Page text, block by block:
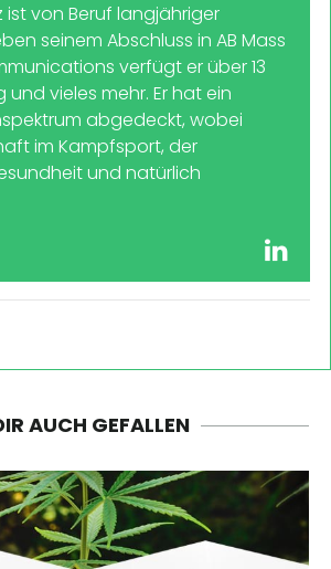
ist von Beruf langjähriger
seinem Abschluss in AB Mass
verfügt er über 13
und vieles mehr. Er hat ein
abgedeckt, wobei
im Kampfsport, der
und natürlich
AUCH GEFALLEN